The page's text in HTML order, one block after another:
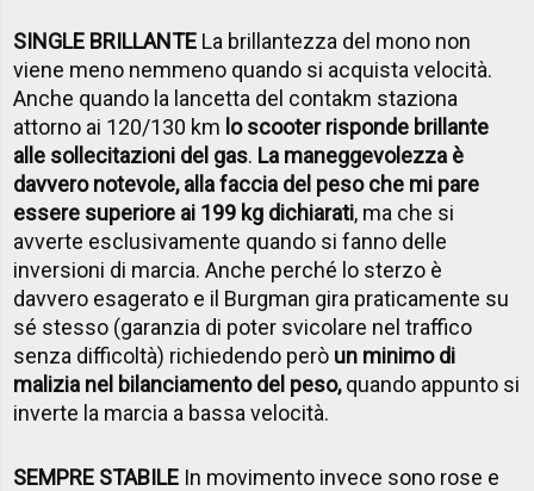
SINGLE BRILLANTE La brillantezza del mono non
viene meno nemmeno quando si acquista velocità.
Anche quando la lancetta del contakm staziona
attorno ai 120/130 km lo scooter risponde brillante
alle sollecitazioni del gas. La maneggevolezza è
davvero notevole, alla faccia del peso che mi pare
essere superiore ai 199 kg dichiarati, ma che si
avverte esclusivamente quando si fanno delle
inversioni di marcia. Anche perché lo sterzo è
davvero esagerato e il Burgman gira praticamente su
sé stesso (garanzia di poter svicolare nel traffico
senza difficoltà) richiedendo però un minimo di
malizia nel bilanciamento del peso,quando appunto si
inverte la marcia a bassa velocità.
SEMPRE STABILE In movimento invece sono rose e